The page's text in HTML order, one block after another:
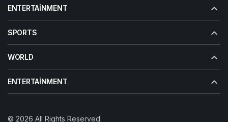
ENTERTAINMENT
SPORTS
WORLD
ENTERTAINMENT
© 2026 All Rights Reserved.